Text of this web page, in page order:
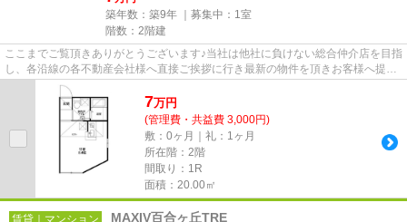
築年数：築9年 ｜募集中： 1室
階数：2階建
ここまでご覧頂きありがとうございます♪当社は他社に負けない総合仲介店を目指
し、各沿線の各不動産会社様へ直接ご挨拶に行き最新の物件を頂きお客様へ提供
しております！最新の情報は...
7万円
(管理費・共益費 3,000円)
敷：0ヶ月｜礼：1ヶ月
所在階：2階
間取り：1R
面積：20.00㎡
賃貸｜マンション MAXIV百合ヶ丘TRE